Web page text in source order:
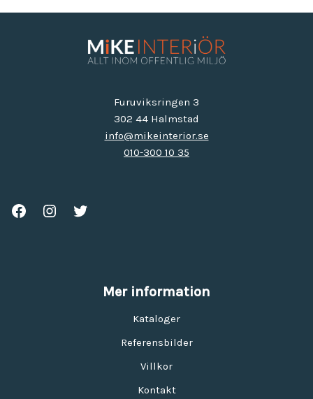
Furuviksringen 3
302 44 Halmstad
info@mikeinterior.se
010-300 10 35
Mer information
Kataloger
Referensbilder
Villkor
Kontakt